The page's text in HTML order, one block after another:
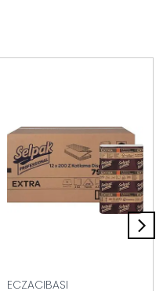
ECZACIBASI